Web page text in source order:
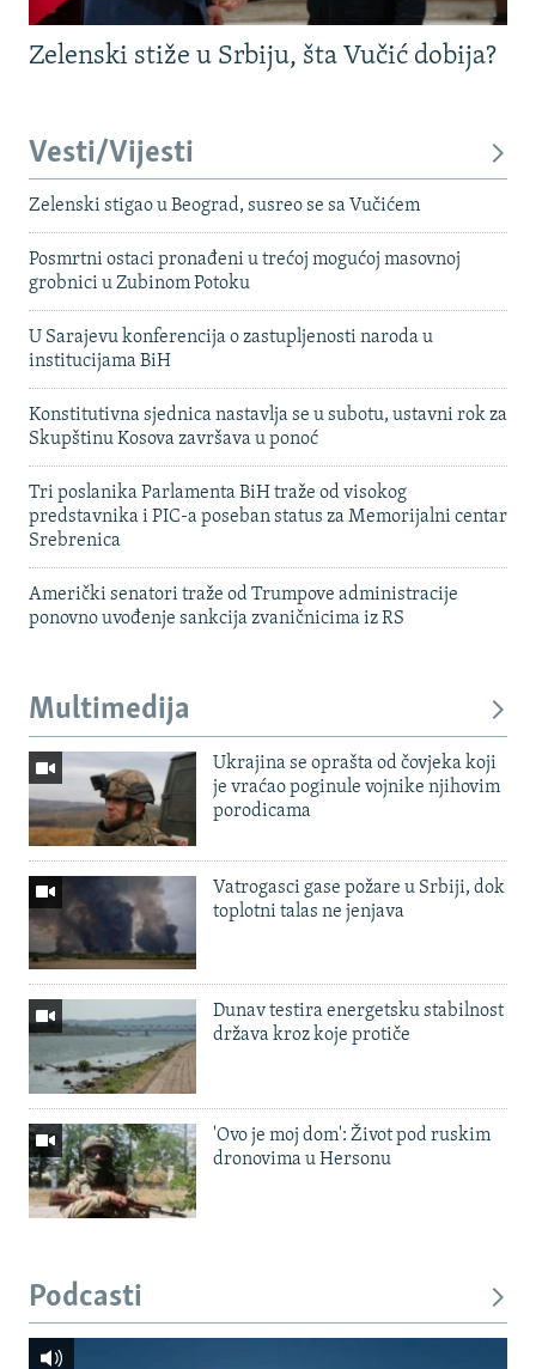
Zelenski stiže u Srbiju, šta Vučić dobija?
Vesti/Vijesti
Zelenski stigao u Beograd, susreo se sa Vučićem
Posmrtni ostaci pronađeni u trećoj mogućoj masovnoj
grobnici u Zubinom Potoku
U Sarajevu konferencija o zastupljenosti naroda u
institucijama BiH
Konstitutivna sjednica nastavlja se u subotu, ustavni rok za
Skupštinu Kosova završava u ponoć
Tri poslanika Parlamenta BiH traže od visokog
predstavnika i PIC-a poseban status za Memorijalni centar
Srebrenica
Američki senatori traže od Trumpove administracije
ponovno uvođenje sankcija zvaničnicima iz RS
Multimedija
Ukrajina se oprašta od čovjeka koji
je vraćao poginule vojnike njihovim
porodicama
Vatrogasci gase požare u Srbiji, dok
toplotni talas ne jenjava
Dunav testira energetsku stabilnost
država kroz koje protiče
'Ovo je moj dom': Život pod ruskim
dronovima u Hersonu
Podcasti